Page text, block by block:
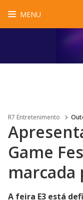
MENU
R7 Entretenimento
Game
marcada
A feira E3 está